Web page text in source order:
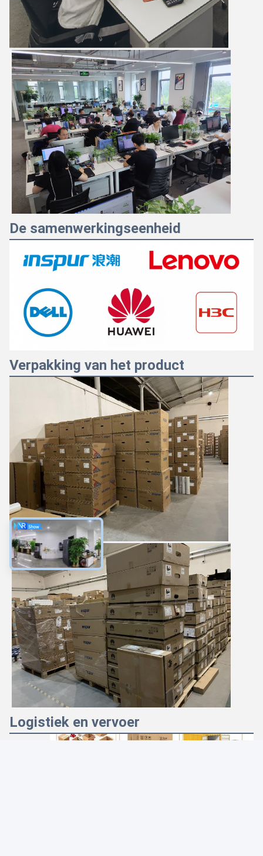
De samenwerkingseenheid
Verpakking van het product
Logistiek en vervoer
Majiang
11:35 AM
Good day, what product are you looking for?